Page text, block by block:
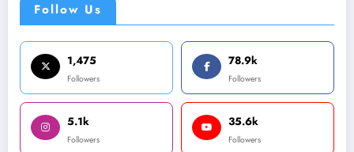
Follow Us
1,475
Followers
78.9k
Followers
5.1k
Followers
35.6k
Followers